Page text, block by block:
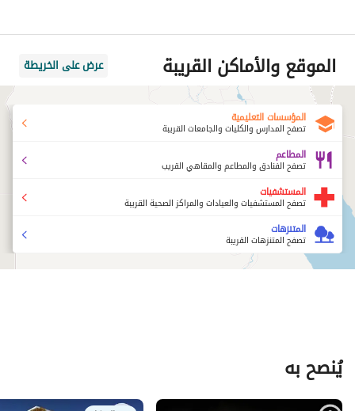
الموقع والأماكن القريبة عرض على الخريطة
المؤسسات التعليمية
تصفح المدارس والكليات والجامعات القريبة
المطاعم
تصفح الفنادق والمطاعم والمقاهي القريب
المستشفيات
تصفح المستشفيات والعيادات والمراكز الصحية القريبة
المتنزهات
تصفح المتنزهات القريبة
يُنصح به